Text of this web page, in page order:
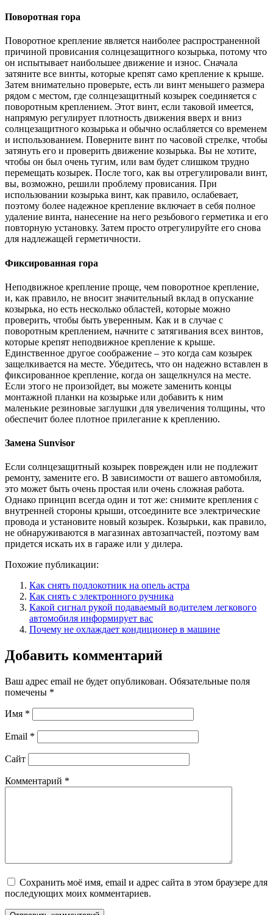
Поворотная гора
Поворотное крепление является наиболее распространенной
причиной провисания солнцезащитного козырька, потому что
он испытывает наибольшее движение и износ. Сначала
затяните все винты, которые крепят само крепление к крыше.
Затем внимательно проверьте, есть ли винт меньшего размера
рядом с местом, где солнцезащитный козырек соединяется с
поворотным креплением. Этот винт, если таковой имеется,
напрямую регулирует плотность движения вверх и вниз
солнцезащитного козырька и обычно ослабляется со временем
и использованием. Поверните винт по часовой стрелке, чтобы
затянуть его и проверить движение козырька. Вы не хотите,
чтобы он был очень тугим, или вам будет слишком трудно
перемещать козырек. После того, как вы отрегулировали винт,
вы, возможно, решили проблему провисания. При
использовании козырька винт, как правило, ослабевает,
поэтому более надежное крепление включает в себя полное
удаление винта, нанесение на него резьбового герметика и его
повторную установку. Затем просто отрегулируйте его снова
для надлежащей герметичности.
Фиксированная гора
Неподвижное крепление проще, чем поворотное крепление,
и, как правило, не вносит значительный вклад в опускание
козырька, но есть несколько областей, которые можно
проверить, чтобы быть уверенным. Как и в случае с
поворотным креплением, начните с затягивания всех винтов,
которые крепят неподвижное крепление к крыше.
Единственное другое соображение – это когда сам козырек
защелкивается на месте. Убедитесь, что он надежно вставлен в
фиксированное крепление, когда он защелкнулся на месте.
Если этого не произойдет, вы можете заменить концы
монтажной планки на козырьке или добавить к ним
маленькие резиновые заглушки для увеличения толщины, что
обеспечит более плотное прилегание к креплению.
Замена Sunvisor
Если солнцезащитный козырек поврежден или не подлежит
ремонту, замените его. В зависимости от вашего автомобиля,
это может быть очень простая или очень сложная работа.
Однако принцип всегда один и тот же: снимите крепления с
внутренней стороны крыши, отсоедините все электрические
провода и установите новый козырек. Козырьки, как правило,
не обнаруживаются в магазинах автозапчастей, поэтому вам
придется искать их в гараже или у дилера.
Похожие публикации:
Как снять подлокотник на опель астра
Как снять с электронного ручника
Какой сигнал рукой подаваемый водителем легкового
автомобиля информирует вас
Почему не охлаждает кондиционер в машине
Добавить комментарий
Ваш адрес email не будет опубликован. Обязательные поля
помечены *
Имя *
Email *
Сайт
Комментарий *
Сохранить моё имя, email и адрес сайта в этом браузере для
последующих моих комментариев.